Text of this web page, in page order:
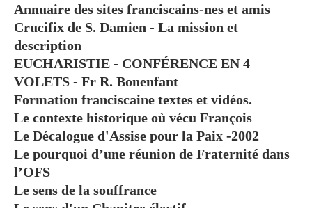
Annuaire des sites franciscains-nes et amis
Crucifix de S. Damien - La mission et
description
EUCHARISTIE - CONFÉRENCE EN 4
VOLETS - Fr R. Bonenfant
Formation franciscaine textes et vidéos.
Le contexte historique où vécu François
Le Décalogue d'Assise pour la Paix -2002
Le pourquoi d’une réunion de Fraternité dans
l’OFS
Le sens de la souffrance